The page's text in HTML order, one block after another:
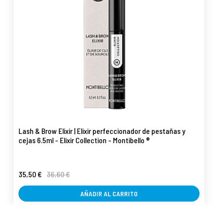
Lash & Brow Elixir | Elixir perfeccionador de pestañas y
cejas 6.5ml - Elixir Collection - Montibello ®
35,50 € 36,60 €
AÑADIR AL CARRITO